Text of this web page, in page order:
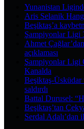
Yunanistan
Aris Selanik
Beşiktaş’a
Şampiyonlar Ligi
Ahmet
açıklaması
Şampiyonlar Ligi
Kanalda
Beşiktaş-Üsküdar
saldırdı
Battal Durusel:
Beşiktaş’tan
Serdal Adalı’dan